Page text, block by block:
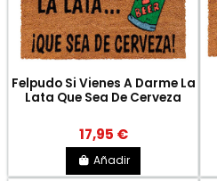
Felpudo Si Vienes A Darme La
Lata Que Sea De Cerveza
17,95 €
Añadir